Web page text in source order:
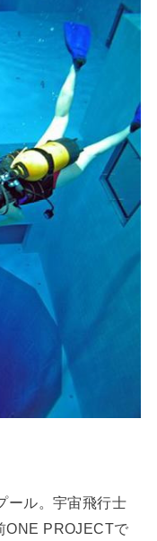
ール。宇宙飛行士
ONE PROJECTで